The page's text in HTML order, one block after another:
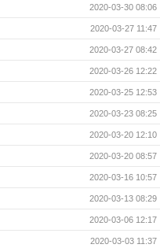
2020-03-30 08:06
2020-03-27 11:47
2020-03-27 08:42
2020-03-26 12:22
2020-03-25 12:53
2020-03-23 08:25
2020-03-20 12:10
2020-03-20 08:57
2020-03-16 10:57
2020-03-13 08:29
2020-03-06 12:17
2020-03-03 11:37